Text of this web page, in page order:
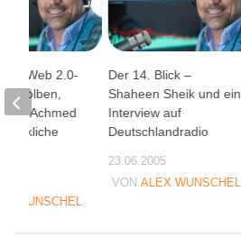
Der 14. Blick –
Shaheen Sheik und ein
Interview auf
Deutschlandradio
23.06.2005
VON ALEX WUNSCHEL
auf Web 2.0-
Achmed
WUNSCHEL